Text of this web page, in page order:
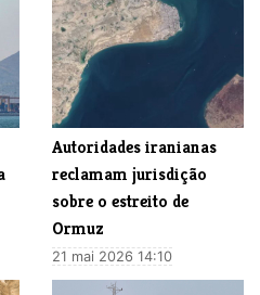
Autoridades iranianas
reclamam jurisdição
sobre o estreito de
Ormuz
21 mai 2026 14:10